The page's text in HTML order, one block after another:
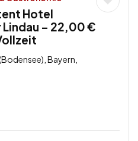
Hotel
– 22,00 €
Bayern,